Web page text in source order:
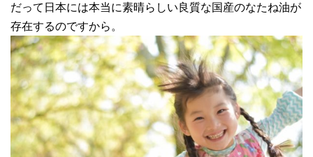
だって日本には本当に素晴らしい良質な国産のなたね油が
存在するのですから。